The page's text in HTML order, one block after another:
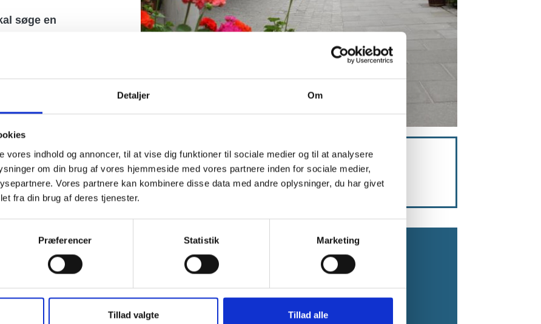
Detaljer Om
vores indhold og annoncer, til at vise dig funktioner til sociale medier og til at analysere
om din brug af vores hjemmeside med vores partnere inden for sociale medier,
Vores partnere kan kombinere disse data med andre oplysninger, du har givet
fra din brug af deres tjenester.
Præferencer Statistik Marketing
Tillad valgte Tillad alle
søge en
og
Læs mere
Ansøg om ældrebolig (printversion)